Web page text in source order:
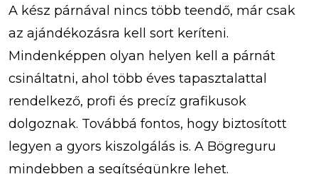
A kész párnával nincs több teendő, már csak
az ajándékozásra kell sort keríteni.
Mindenképpen olyan helyen kell a párnát
csináltatni, ahol több éves tapasztalattal
rendelkező, profi és precíz grafikusok
dolgoznak. Továbbá fontos, hogy biztosított
legyen a gyors kiszolgálás is. A Bögreguru
mindebben a segítségünkre lehet.